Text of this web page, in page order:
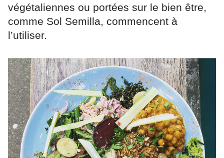
végétaliennes ou portées sur le bien être,
comme Sol Semilla, commencent à
l’utiliser.